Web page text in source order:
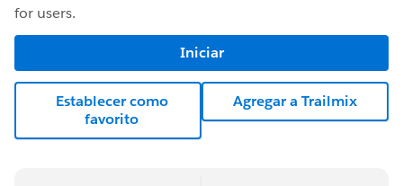
for users.
Iniciar
Establecer como
favorito
Agregar a Trailmix